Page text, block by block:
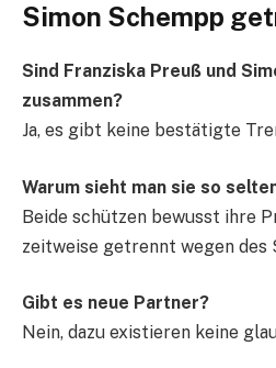
Simon Schempp
Sind Franziska Preuß und
zusammen?
Ja, es gibt keine bestätigte
Warum sieht man sie so
Beide schützen bewusst ihre
zeitweise getrennt wegen des
Gibt es neue Partner?
Nein, dazu existieren keine